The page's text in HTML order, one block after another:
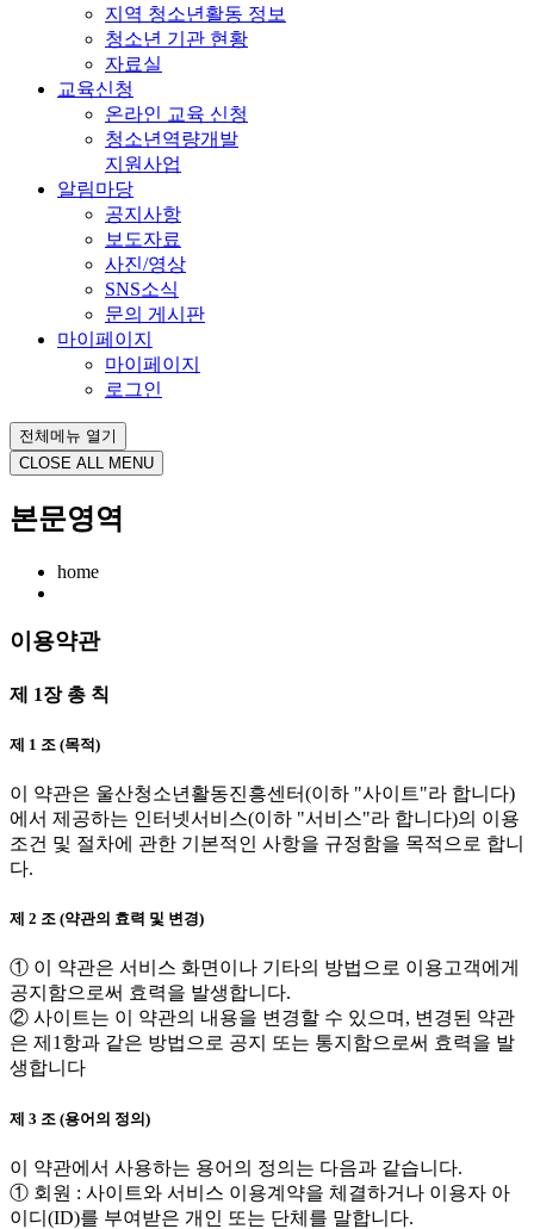
지역 청소년활동 정보
청소년 기관 현황
자료실
교육신청
온라인 교육 신청
청소년역량개발
지원사업
알림마당
공지사항
보도자료
사진/영상
SNS소식
문의 게시판
마이페이지
마이페이지
로그인
전체메뉴 열기
CLOSE ALL MENU
본문영역
home
이용약관
제 1장 총 칙
제 1 조 (목적)
이 약관은 울산청소년활동진흥센터(이하 "사이트"라 합니다)
에서 제공하는 인터넷서비스(이하 "서비스"라 합니다)의 이용
조건 및 절차에 관한 기본적인 사항을 규정함을 목적으로 합니
다.
제 2 조 (약관의 효력 및 변경)
① 이 약관은 서비스 화면이나 기타의 방법으로 이용고객에게
공지함으로써 효력을 발생합니다.
② 사이트는 이 약관의 내용을 변경할 수 있으며, 변경된 약관
은 제1항과 같은 방법으로 공지 또는 통지함으로써 효력을 발
생합니다
제 3 조 (용어의 정의)
이 약관에서 사용하는 용어의 정의는 다음과 같습니다.
① 회원 : 사이트와 서비스 이용계약을 체결하거나 이용자 아
이디(ID)를 부여받은 개인 또는 단체를 말합니다.